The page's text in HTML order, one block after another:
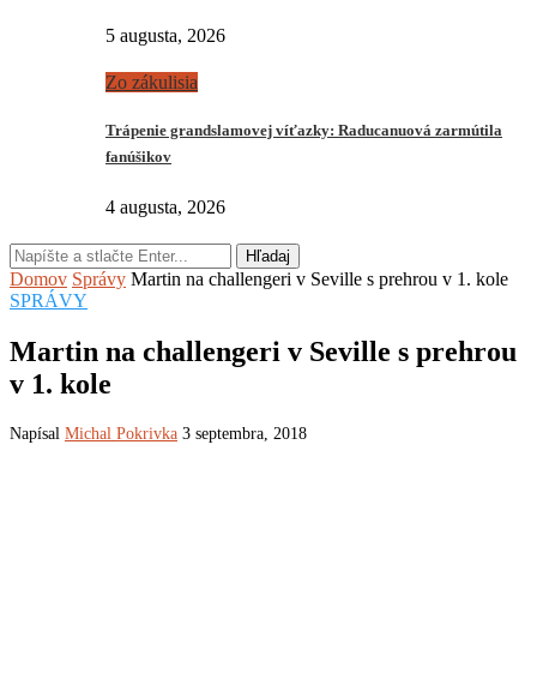
5 augusta, 2026
Zo zákulisia
Trápenie grandslamovej víťazky: Raducanuová zarmútila
fanúšikov
4 augusta, 2026
Hľadaj
Domov Správy Martin na challengeri v Seville s prehrou v 1. kole
SPRÁVY
Martin na challengeri v Seville s prehrou
v 1. kole
Napísal Michal Pokrivka 3 septembra, 2018